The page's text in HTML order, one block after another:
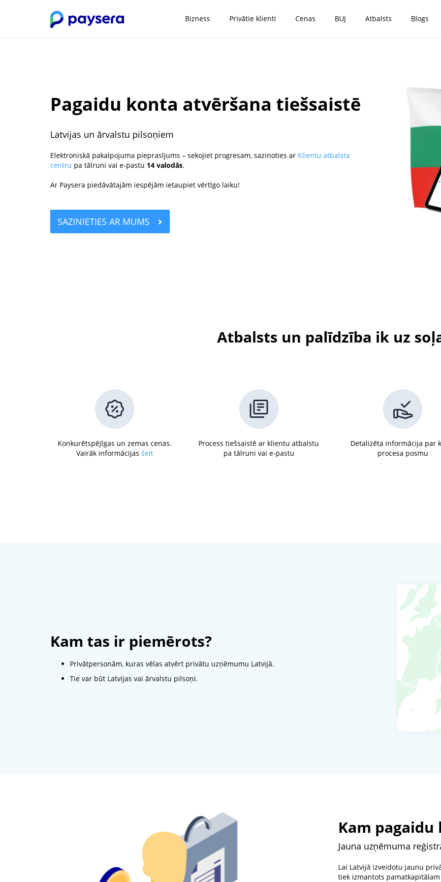
Bizness Privātie klienti Cenas BUJ Atbalsts Blogs
Pagaidu konta atvēršana tiešsaistē
Latvijas un ārvalstu pilsoņiem
Elektroniskā pakalpojuma pieprasījums – sekojiet progresam, sazinoties ar Klientu atbalsta
centru pa tālruni vai e-pastu 14 valodās.
Ar Paysera piedāvātajām iespējām ietaupiet vērtīgo laiku!
SAZINIETIES AR MUMS
Atbalsts un palīdzība ik uz
Konkurētspējīgas un zemas cenas.
Vairāk informācijasšeit
Process tiešsaistē ar klientu atbalstu
pa tālruni vai e-pastu
Detalizēta informācija par
procesa posmu
Kam tas ir piemērots?
Privātpersonām, kuras vēlas atvērt privātu uzņēmumu Latvijā.
Tie var būt Latvijas vai ārvalstu pilsoņi.
Kam
Jauna uzņēmuma
Lai Latvijā izveidotu jaunu
tiek izmantots